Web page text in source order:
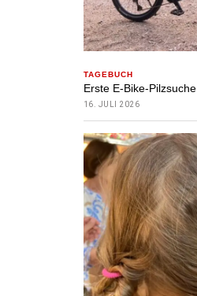
TAGEBUCH
Erste E-Bike-
16. JULI 2026